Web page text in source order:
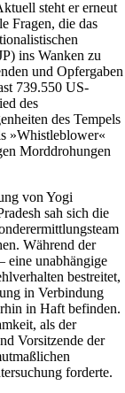
steht er erneut
Fragen, die das
ins Wanken zu
und Opfergaben
739.550 US-
des
des Tempels
»Whistleblower«
Morddrohungen
von Yogi
sah sich die
Während der
eine unabhängige
bestreitet,
in Verbindung
in Haft befinden.
als der
Vorsitzende der
forderte.